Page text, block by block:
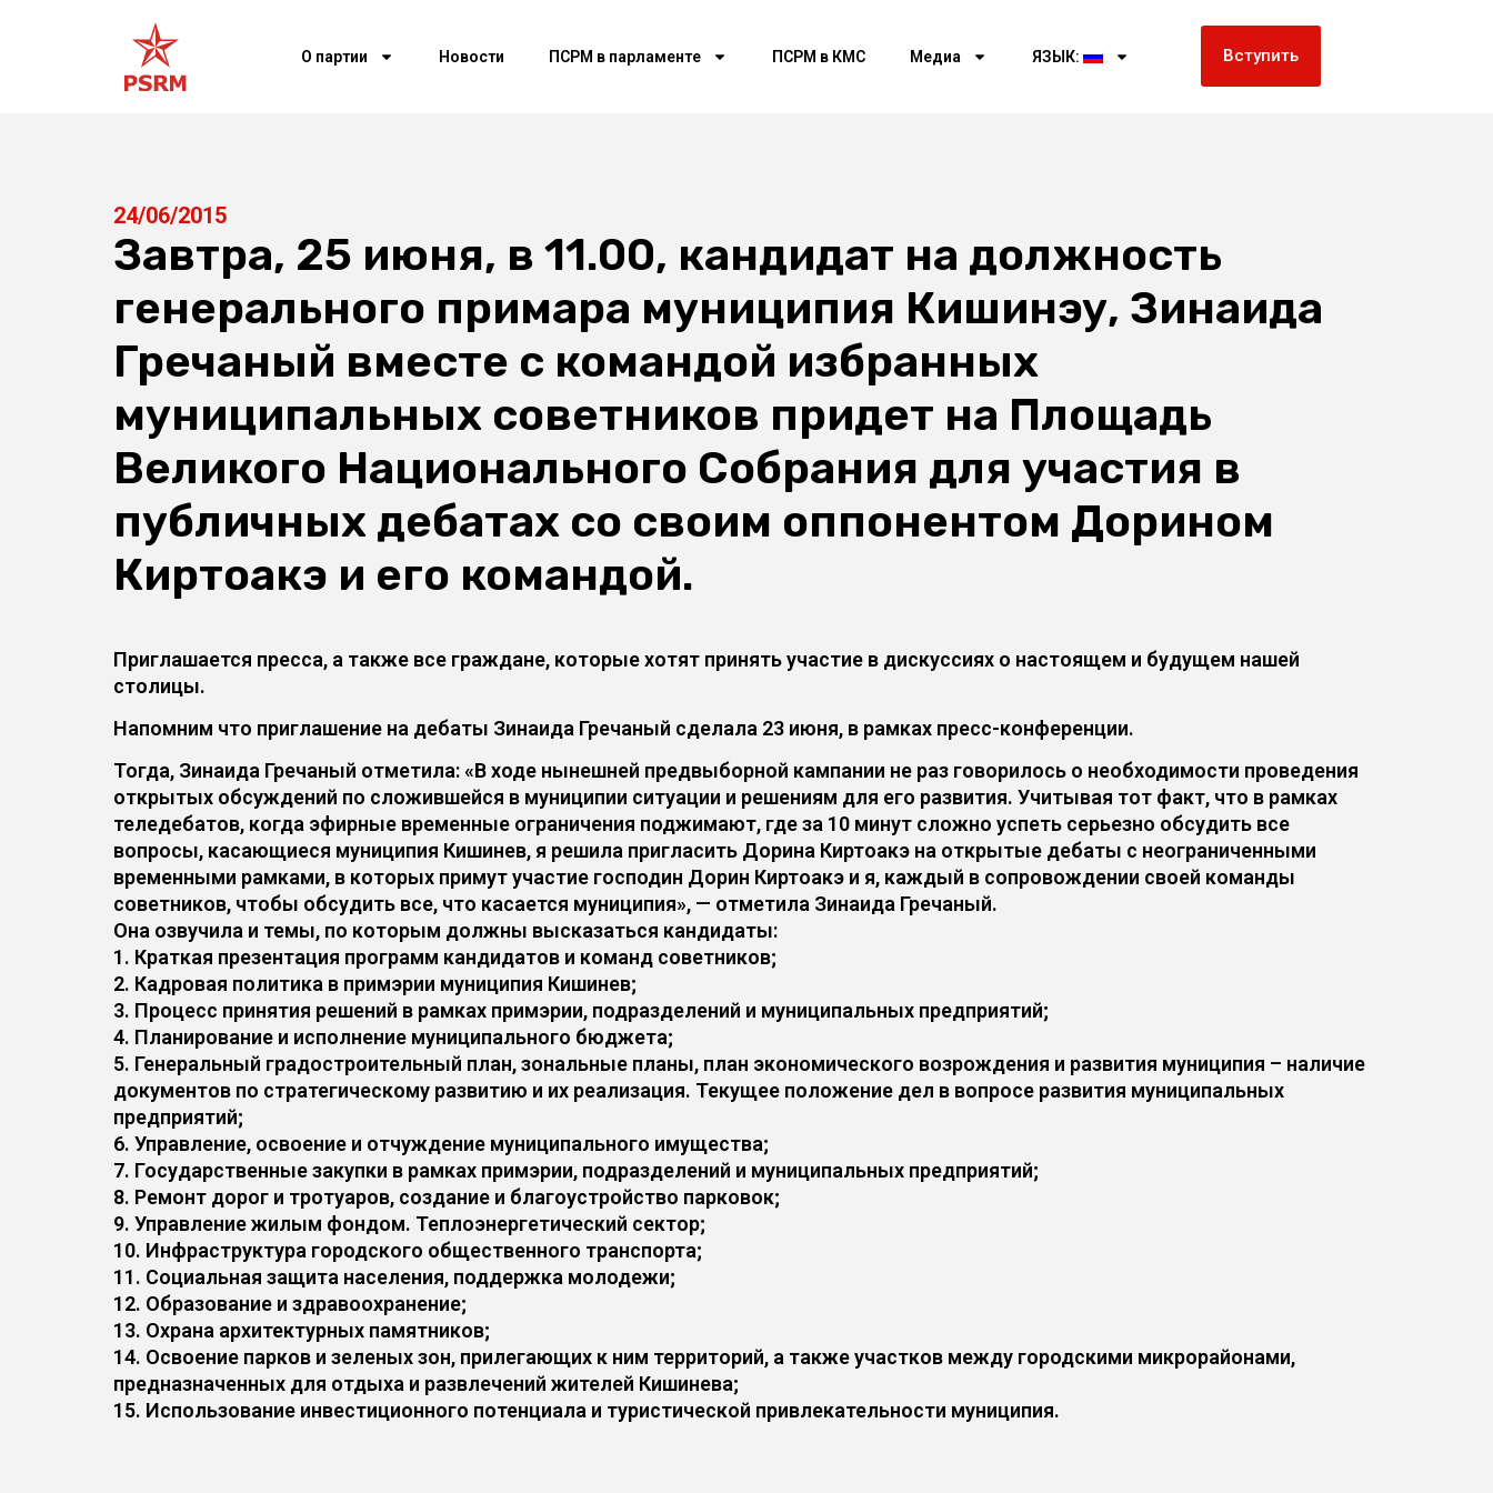
О партии Новости ПСРМ в парламенте ПСРМ в КМС Медиа ЯЗЫК: Вступить
24/06/2015
Завтра, 25 июня, в 11.00, кандидат на должность
генерального примара муниципия Кишинэу, Зинаида
Гречаный вместе с командой избранных
муниципальных советников придет на Площадь
Великого Национального Собрания для участия в
публичных дебатах со своим оппонентом Дорином
Киртоакэ и его командой.
Приглашается пресса, а также все граждане, которые хотят принять участие в дискуссиях о настоящем и будущем нашей
столицы.
Напомним что приглашение на дебаты Зинаида Гречаный сделала 23 июня, в рамках пресс-конференции.
Тогда, Зинаида Гречаный отметила: «В ходе нынешней предвыборной кампании не раз говорилось о необходимости проведения
открытых обсуждений по сложившейся в муниципии ситуации и решениям для его развития. Учитывая тот факт, что в рамках
теледебатов, когда эфирные временные ограничения поджимают, где за 10 минут сложно успеть серьезно обсудить все
вопросы, касающиеся муниципия Кишинев, я решила пригласить Дорина Киртоакэ на открытые дебаты с неограниченными
временными рамками, в которых примут участие господин Дорин Киртоакэ и я, каждый в сопровождении своей команды
советников, чтобы обсудить все, что касается муниципия», — отметила Зинаида Гречаный.
Она озвучила и темы, по которым должны высказаться кандидаты:
1. Краткая презентация программ кандидатов и команд советников;
2. Кадровая политика в примэрии муниципия Кишинев;
3. Процесс принятия решений в рамках примэрии, подразделений и муниципальных предприятий;
4. Планирование и исполнение муниципального бюджета;
5. Генеральный градостроительный план, зональные планы, план экономического возрождения и развития муниципия – наличие
документов по стратегическому развитию и их реализация. Текущее положение дел в вопросе развития муниципальных
предприятий;
6. Управление, освоение и отчуждение муниципального имущества;
7. Государственные закупки в рамках примэрии, подразделений и муниципальных предприятий;
8. Ремонт дорог и тротуаров, создание и благоустройство парковок;
9. Управление жилым фондом. Теплоэнергетический сектор;
10. Инфраструктура городского общественного транспорта;
11. Социальная защита населения, поддержка молодежи;
12. Образование и здравоохранение;
13. Охрана архитектурных памятников;
14. Освоение парков и зеленых зон, прилегающих к ним территорий, а также участков между городскими микрорайонами,
предназначенных для отдыха и развлечений жителей Кишинева;
15. Использование инвестиционного потенциала и туристической привлекательности муниципия.